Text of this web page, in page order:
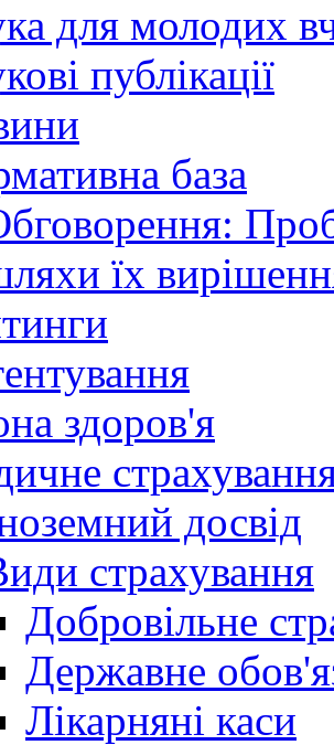
для молодих
публікації
база
їх
здоров'я
досвід
страхування
Добровільне
Державне
Лікарняні каси